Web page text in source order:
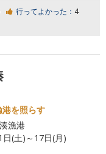
行ってよかった： 4
を照らす
漁港
(土)～17日(月)